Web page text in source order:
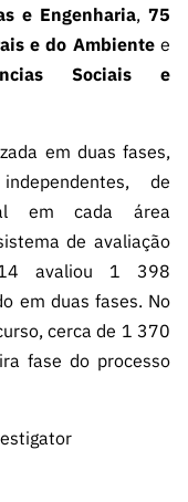
e Engenharia, 75
e do Ambientee
Sociais e
em duas fases,
de
em cada área
de avaliação
avaliou 1 398
em duas fases. No
cerca de 1 370
fase do processo